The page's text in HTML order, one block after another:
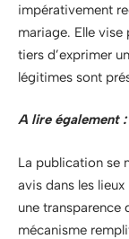
impérativement
mariage. Elle
tiers d’exprimer
légitimes sont
A lire également :
La publication se
avis dans les
une transparence
mécanisme